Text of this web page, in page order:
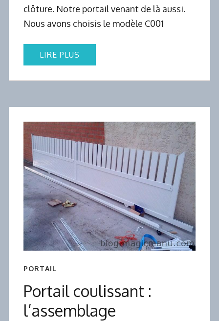
clôture. Notre portail venant de là aussi.
Nous avons choisis le modèle C001
LIRE PLUS
PORTAIL
Portail coulissant :
l’assemblage